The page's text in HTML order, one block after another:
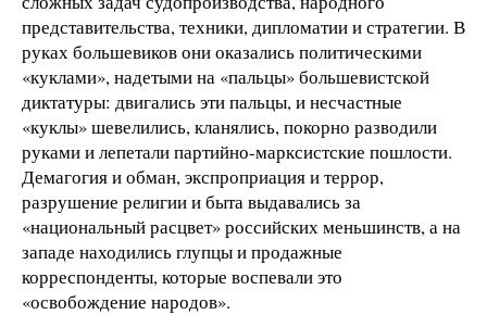
представительства, техники, дипломатии и стратегии. В
руках большевиков они оказались политическими
«куклами», надетыми на «пальцы» большевистской
диктатуры: двигались эти пальцы, и несчастные
«куклы» шевелились, кланялись, покорно разводили
руками и лепетали партийно-марксистские пошлости.
Демагогия и обман, экспроприация и террор,
разрушение религии и быта выдавались за
«национальный расцвет» российских меньшинств, а на
западе находились глупцы и продажные
корреспонденты, которые воспевали это
«освобождение народов».